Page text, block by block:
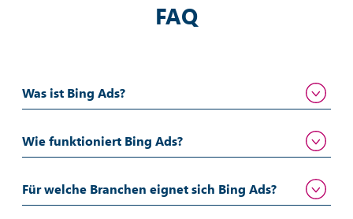
FAQ
Was ist Bing Ads?
Wie funktioniert Bing Ads?
Für welche Branchen eignet sich Bing Ads?